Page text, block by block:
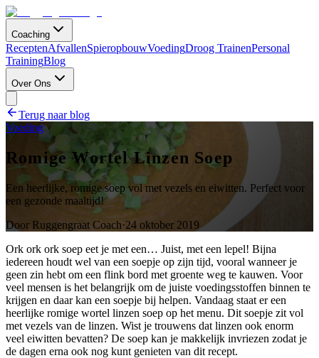
Coaching
ReceptenAfvallenSpieropbouwVoedingDroog TrainenPersonal
TrainingBlog
Over Ons
Terug naar blog
Voeding
Romige Wortel Linzen Soep
Een heerlijke, romige soep vol met vezels en eiwitten. Perfect voor
een gezonde maaltijd!
Door Ruggengraat Coach·24 oktober 2019
Ork ork ork soep eet je met een… Juist, met een lepel! Bijna
iedereen houdt wel van een soepje op zijn tijd, vooral wanneer je
geen zin hebt om een flink bord met groente weg te kauwen. Voor
veel mensen is het belangrijk om de juiste voedingsstoffen binnen te
krijgen en daar kan een soepje bij helpen. Vandaag staat er een
heerlijke romige wortel linzen soep op het menu. Dit soepje zit vol
met vezels van de linzen. Wist je trouwens dat linzen ook enorm
veel eiwitten bevatten? De soep kan je makkelijk invriezen zodat je
de dagen erna ook nog kunt genieten van dit recept.